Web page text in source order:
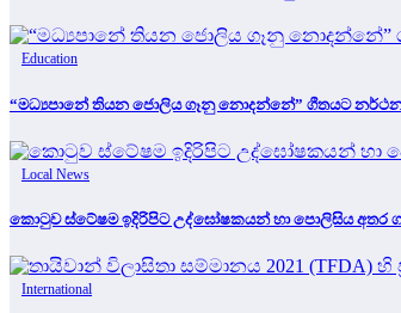
Education
“මධ්‍යපානේ තියන ජොලිය ගෑනු නොදන්නේ” ගීතයට
Local News
කොටුව ස්ටේෂම ඉදිරිපිට උද්ඝෝෂකයන් හා පොලිසිය අතර
International